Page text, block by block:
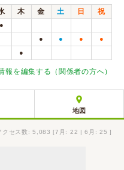
木 金 土 日
祝
●
● ● ● ●
●
報を編集する（関係者の方へ）
地図
クセス数: 5,083 [7月: 22 | 6月: 25 ]